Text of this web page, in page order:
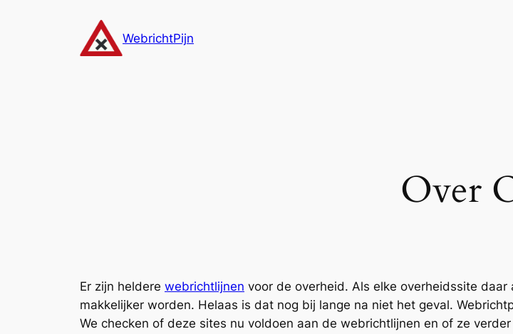
WebrichtPijn
Over
Er zijn heldere webrichtlijnen voor de overheid. Als elke overheidssite
makkelijker worden. Helaas is dat nog bij lange na niet het geval.
We checken of deze sites nu voldoen aan de webrichtlijnen en of ze